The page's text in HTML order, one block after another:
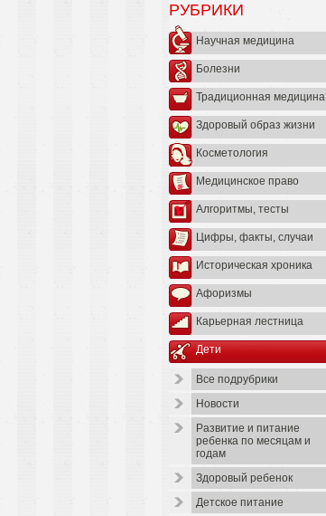
РУБРИКИ
Научная медицина
Болезни
Традиционная медицина
Здоровый образ жизни
Косметология
Медицинское право
Алгоритмы, тесты
Цифры, факты, случаи
Историческая хроника
Афоризмы
Карьерная лестница
Дети
Все подрубрики
Новости
Развитие и питание
ребенка по месяцам и
годам
Здоровый ребенок
Детское питание